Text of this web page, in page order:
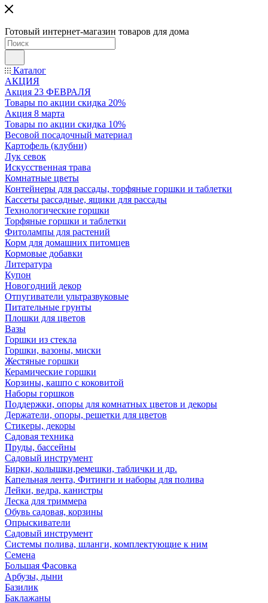
Готовый интернет-магазин товаров для дома
Каталог
АКЦИЯ
Акция 23 ФЕВРАЛЯ
Товары по акции скидка 20%
Акция 8 марта
Товары по акции скидка 10%
Весовой посадочный материал
Картофель (клубни)
Лук севок
Искусственная трава
Комнатные цветы
Контейнеры для рассады, торфяные горшки и таблетки
Кассеты рассадные, ящики для рассады
Технологические горшки
Торфяные горшки и таблетки
Фитолампы для растений
Корм для домашних питомцев
Кормовые добавки
Литература
Купон
Новогодний декор
Отпугиватели ультразвуковые
Питательные грунты
Плошки для цветов
Вазы
Горшки из стекла
Горшки, вазоны, миски
Жестяные горшки
Керамические горшки
Корзины, кашпо с коковитой
Наборы горшков
Поддержки, опоры для комнатных цветов и декоры
Держатели, опоры, решетки для цветов
Стикеры, декоры
Садовая техника
Пруды, бассейны
Садовый инструмент
Бирки, колышки,ремешки, таблички и др.
Капельная лента, Фитинги и наборы для полива
Лейки, ведра, канистры
Леска для триммера
Обувь садовая, корзины
Опрыскиватели
Садовый инструмент
Системы полива, шланги, комплектующие к ним
Семена
Большая Фасовка
Арбузы, дыни
Базилик
Баклажаны